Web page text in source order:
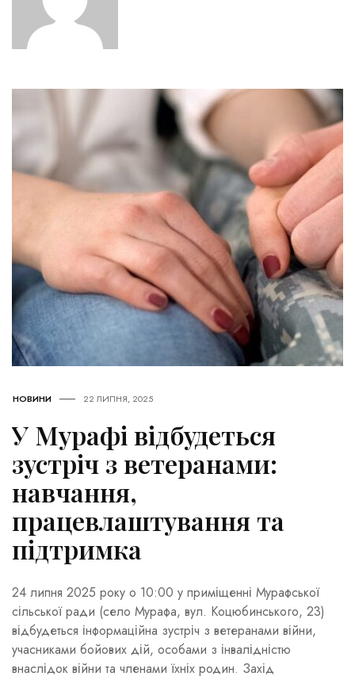
НОВИНИ 22 ЛИПНЯ, 2025
У Мурафі відбудеться
зустріч з ветеранами:
навчання,
працевлаштування та
підтримка
24 липня 2025 року о 10:00 у приміщенні Мурафської
сільської ради (село Мурафа, вул. Коцюбинського, 23)
відбудеться інформаційна зустріч з ветеранами війни,
учасниками бойових дій, особами з інвалідністю
внаслідок війни та членами їхніх родин. Захід